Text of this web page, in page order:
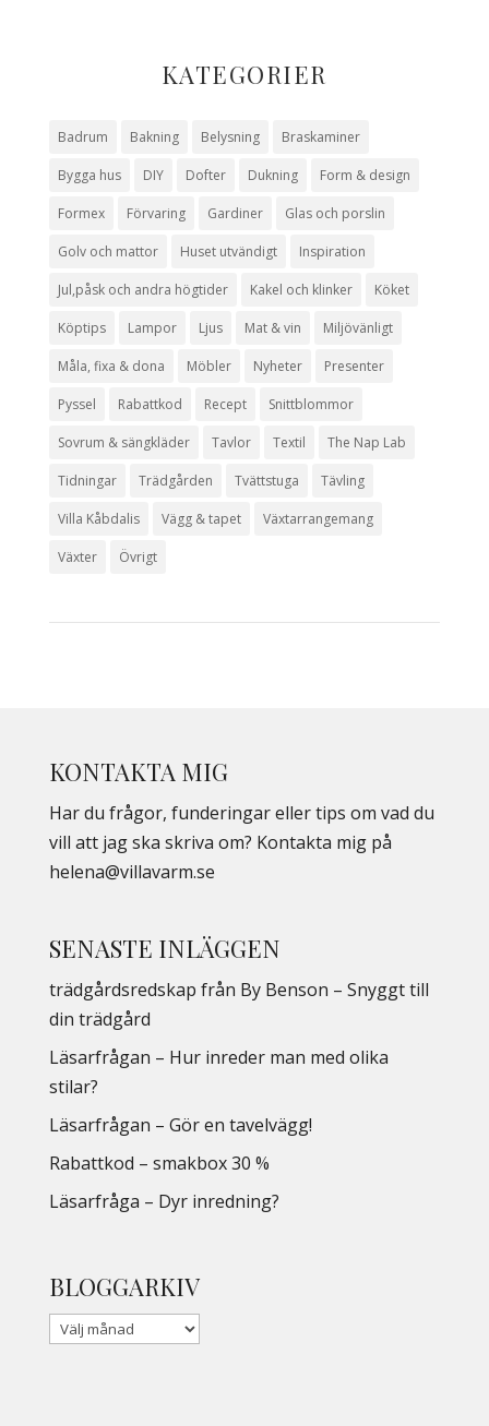
KATEGORIER
Badrum Bakning Belysning Braskaminer
Bygga hus DIY Dofter Dukning Form & design
Formex Förvaring Gardiner Glas och porslin
Golv och mattor Huset utvändigt Inspiration
Jul,påsk och andra högtider Kakel och klinker Köket
Köptips Lampor Ljus Mat & vin Miljövänligt
Måla, fixa & dona Möbler Nyheter Presenter
Pyssel Rabattkod Recept Snittblommor
Sovrum & sängkläder Tavlor Textil The Nap Lab
Tidningar Trädgården Tvättstuga Tävling
Villa Kåbdalis Vägg & tapet Växtarrangemang
Växter Övrigt
KONTAKTA MIG
Har du frågor, funderingar eller tips om vad du
vill att jag ska skriva om? Kontakta mig på
helena@villavarm.se
SENASTE INLÄGGEN
trädgårdsredskap från By Benson – Snyggt till
din trädgård
Läsarfrågan – Hur inreder man med olika
stilar?
Läsarfrågan – Gör en tavelvägg!
Rabattkod – smakbox 30 %
Läsarfråga – Dyr inredning?
BLOGGARKIV